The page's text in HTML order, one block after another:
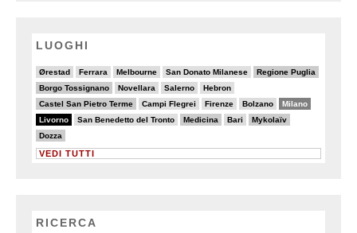
LUOGHI
Ørestad
4/20 Ferrara
2/20 Melbourne
5/20 San Donato Milanese
3/20 Regione Puglia
7/20
Borgo Tossignano
6/20 Novellara
4/20 Salerno
4/20 Hebron
2/20
Castel San Pietro Terme
6/20 Campi Flegrei
3/20 Firenze
2/20 Bolzano
4/20 Milano
13/20
Livorno
20/20 San Benedetto del Tronto
3/20 Medicina
6/20 Bari
5/20 Mykolaïv
7/20
Dozza
6/20
VEDI TUTTI
RICERCA